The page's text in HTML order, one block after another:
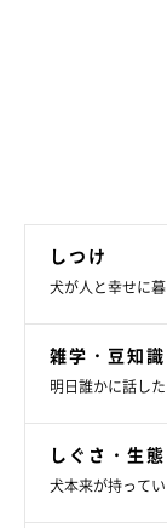
いぬのきもち投稿写真ギ
最後に、これま
心得ておきたい
しつけ
犬が人と幸せに
雑学・豆知識
明日誰かに話し
しぐさ・生態
犬本来が持って